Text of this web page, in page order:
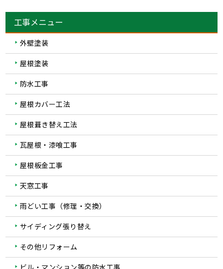
工事メニュー
外壁塗装
屋根塗装
防水工事
屋根カバー工法
屋根葺き替え工法
瓦屋根・漆喰工事
屋根板金工事
天窓工事
雨どい工事（修理・交換）
サイディング張り替え
その他リフォーム
ビル・マンション等の防水工事